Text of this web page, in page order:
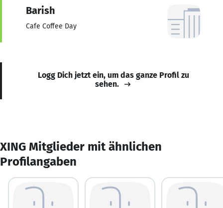
Barish
Cafe Coffee Day
Logg Dich jetzt ein, um das ganze Profil zu
sehen.
XING Mitglieder mit ähnlichen
Profilangaben